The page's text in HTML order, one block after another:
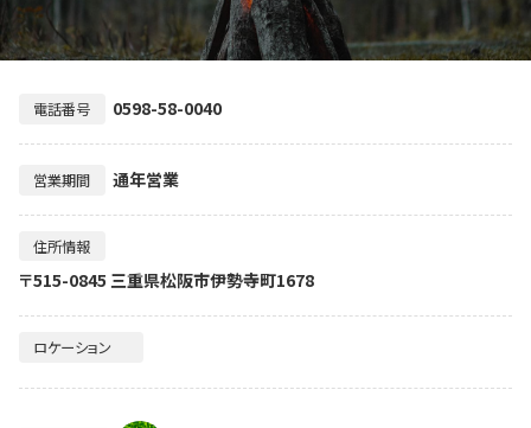
電話番号 0598-58-0040
営業期間 通年営業
住所情報
〒515-0845 三重県松阪市伊勢寺町1678
ロケーション